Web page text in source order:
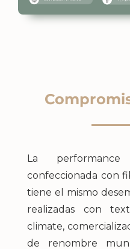
La
confeccionada con
tiene el mismo
realizadas con
climate,
de renombre